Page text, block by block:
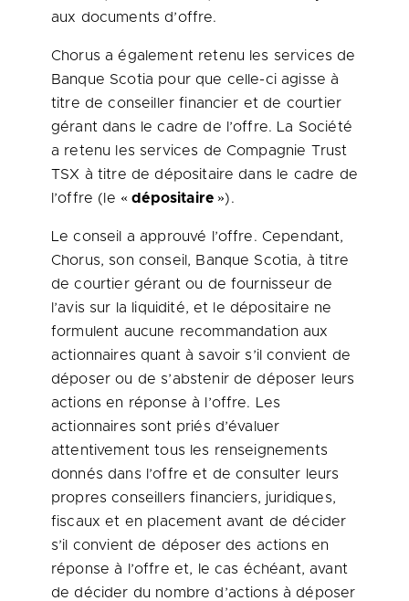
aux documents d’offre.
Chorus a également retenu les services de
Banque Scotia pour que celle-ci agisse à
titre de conseiller financier et de courtier
gérant dans le cadre de l’offre. La Société
a retenu les services de Compagnie Trust
TSX à titre de dépositaire dans le cadre de
l’offre (le « dépositaire »).
Le conseil a approuvé l’offre. Cependant,
Chorus, son conseil, Banque Scotia, à titre
de courtier gérant ou de fournisseur de
l’avis sur la liquidité, et le dépositaire ne
formulent aucune recommandation aux
actionnaires quant à savoir s’il convient de
déposer ou de s’abstenir de déposer leurs
actions en réponse à l’offre. Les
actionnaires sont priés d’évaluer
attentivement tous les renseignements
donnés dans l’offre et de consulter leurs
propres conseillers financiers, juridiques,
fiscaux et en placement avant de décider
s’il convient de déposer des actions en
réponse à l’offre et, le cas échéant, avant
de décider du nombre d’actions à déposer